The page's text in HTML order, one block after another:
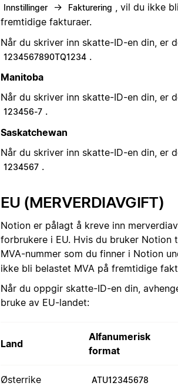
Innstillinger → Fakturering , vil du ikke
fremtidige fakturaer.
Når du skriver inn skatte-ID-en din, er
1234567890TQ1234 .
Manitoba
Når du skriver inn skatte-ID-en din, er
123456-7 .
Saskatchewan
Når du skriver inn skatte-ID-en din, er
1234567 .
EU (MERVERDIAVGIFT)
Notion er pålagt å kreve inn
forbrukere i EU. Hvis du bruker
MVA-nummer som du finner i Notion
ikke bli belastet MVA på fremtidige
Når du oppgir skatte-ID-en din,
bruke av EU-landet:
Land
Alfanumerisk
format
Østerrike ATU12345678